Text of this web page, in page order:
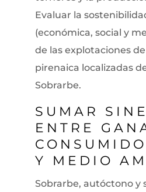
Evaluar la
(económica, social y
de las explotaciones
pirenaica localizadas
Sobrarbe.
SUMAR
ENTRE
Y MEDIO
Sobrarbe, autóctono y